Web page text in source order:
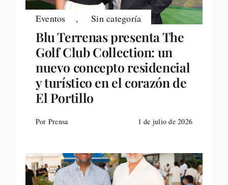
Eventos , Sin categoría
Blu Terrenas presenta The
Golf Club Collection: un
nuevo concepto residencial
y turístico en el corazón de
El Portillo
Por Prensa 1 de julio de 2026